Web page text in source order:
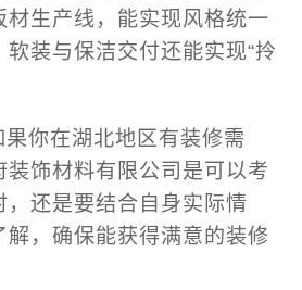
材生产线，能实现风格统一
装与保洁交付还能实现“拎
你在湖北地区有装修需
装饰材料有限公司是可以考
，还是要结合自身实际情
解，确保能获得满意的装修